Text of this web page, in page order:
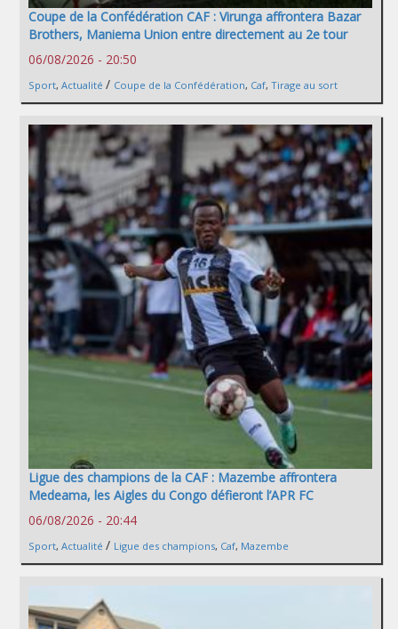
Coupe de la Confédération CAF : Virunga affrontera Bazar
Brothers, Maniema Union entre directement au 2e tour
06/08/2026 - 20:50
Sport, Actualité / Coupe de la Confédération, Caf, Tirage au sort
Ligue des champions de la CAF : Mazembe affrontera
Medeama, les Aigles du Congo défieront l’APR FC
06/08/2026 - 20:44
Sport, Actualité / Ligue des champions, Caf, Mazembe